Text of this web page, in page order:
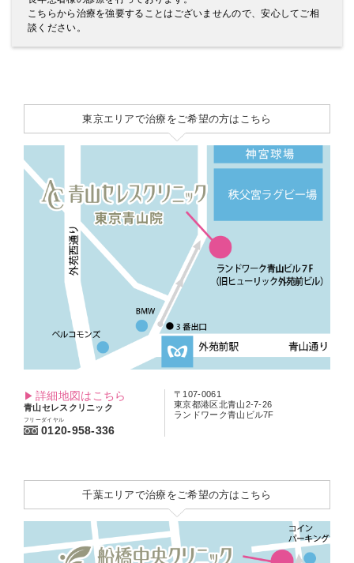
こちらから治療を強要することはございませんので、安心してご相
談ください。
東京エリアで治療をご希望の方はこちら
詳細地図はこちら
青山セレスクリニック
フリーダイヤル
0120-958-336
〒107-0061
東京都港区北青山2-7-26
ランドワーク青山ビル7F
千葉エリアで治療をご希望の方はこちら